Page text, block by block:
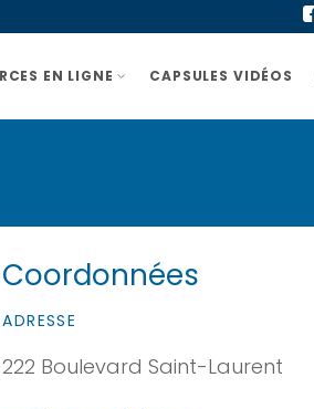
EN LIGNE CAPSULES VIDÉOS
Coordonnées
ADRESSE
222 Boulevard Saint-Laurent